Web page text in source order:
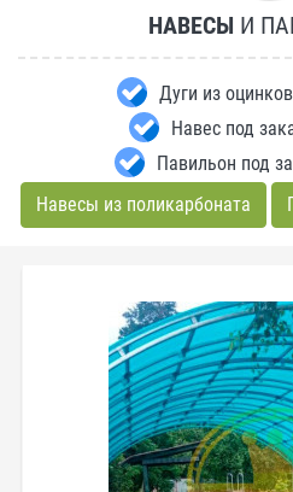
НАВЕСЫ И
Дуги из
Навес под
Павильон под
Навесы из поликарбоната